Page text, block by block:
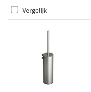
Vergelijk